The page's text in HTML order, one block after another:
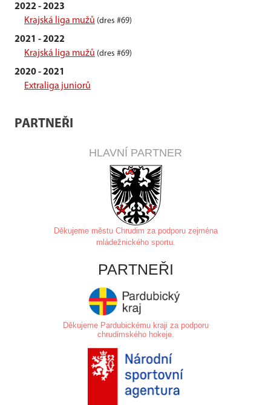
2022 - 2023
Krajská liga mužů (dres #69)
2021 - 2022
Krajská liga mužů (dres #69)
2020 - 2021
Extraliga juniorů
PARTNEŘI
HLAVNÍ PARTNER
Děkujeme městu Chrudim za podporu zejména
mládežnického sportu.
PARTNEŘI
Děkujeme Pardubickému kraji za podporu
chrudimského hokeje.